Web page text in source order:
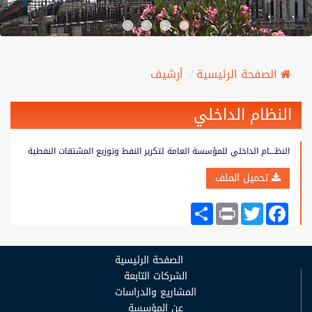
الصفحة الرئيسية أرشيف
النظام الداخلي
النظــــام الداخلي للمؤسسة العامة لتكرير النفط وتوزيع المشتقات النفطية
تحميل الملف
SharePrintTwitter
Facebook
الصفحة الرئيسية
الشركات التابعة
المشاريع والدراسات